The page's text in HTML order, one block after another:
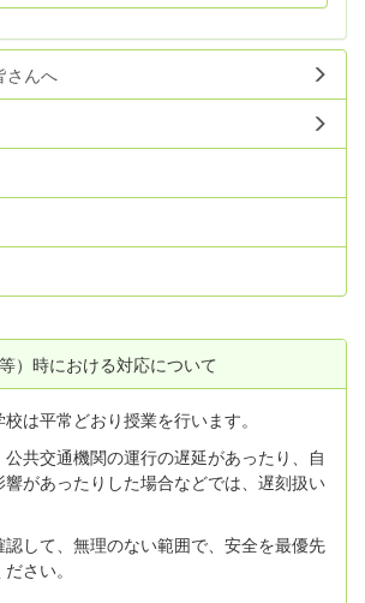
さんへ
）時における対応について
は平常どおり授業を行います。
共交通機関の運行の遅延があったり、自
響があったりした場合などでは、遅刻扱い
認して、無理のない範囲で、安全を最優先
さい。